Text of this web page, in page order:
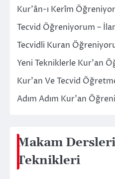
Kur’ân-ı Kerîm
Tecvid Öğreniyorum –
Tecvidli Kuran
Yeni Tekniklerle Kur’an
Kur’an Ve Tecvid
Adım Adım Kur’an
Makam
Teknikleri